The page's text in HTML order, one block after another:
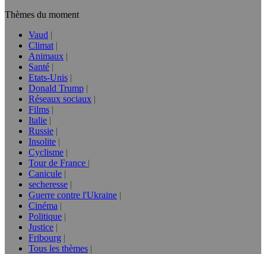
Thèmes du moment
Vaud
Climat
Animaux
Santé
Etats-Unis
Donald Trump
Réseaux sociaux
Films
Italie
Russie
Insolite
Cyclisme
Tour de France
Canicule
secheresse
Guerre contre l'Ukraine
Cinéma
Politique
Justice
Fribourg
Tous les thèmes